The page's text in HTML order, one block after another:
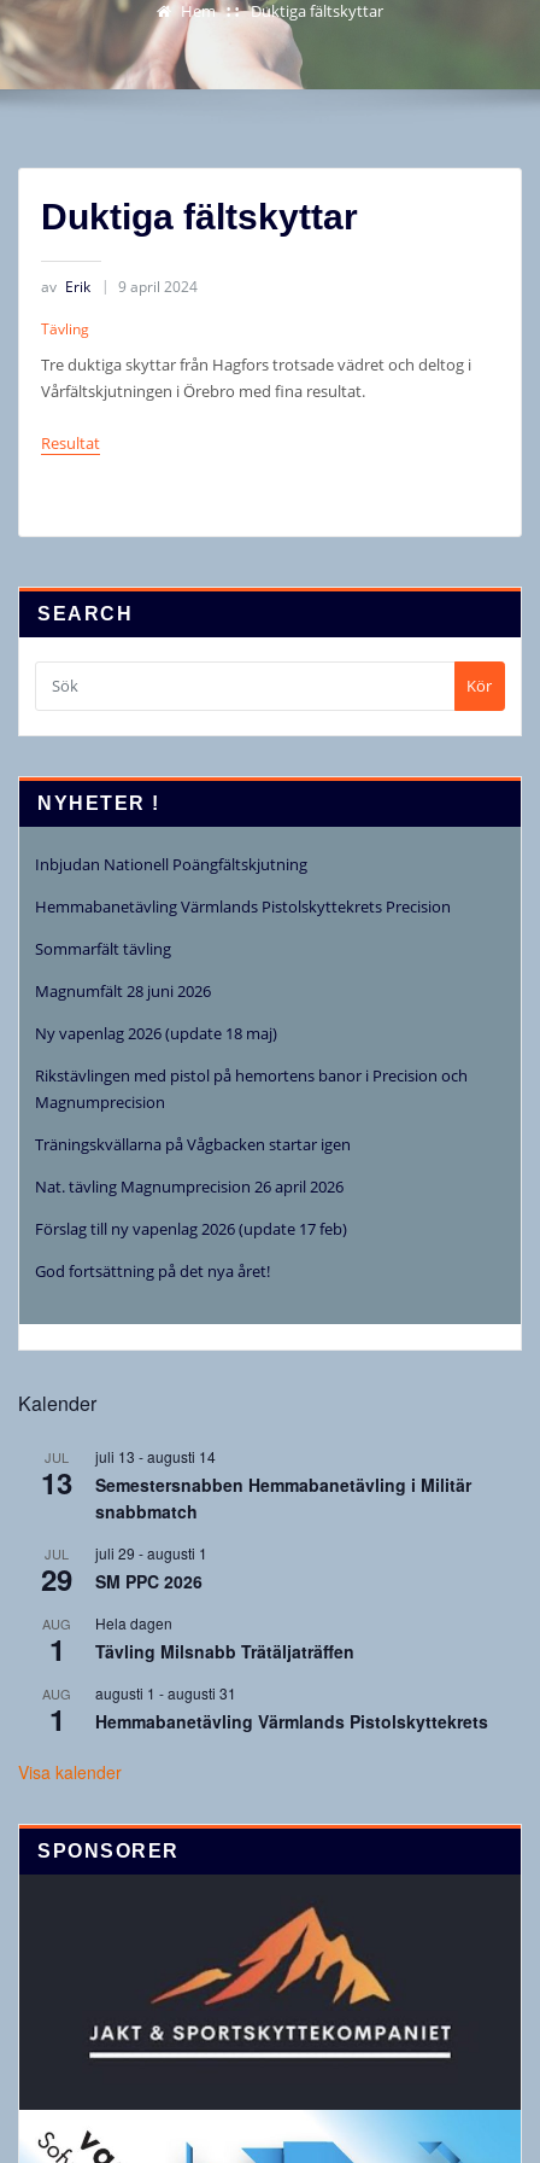
Hem Duktiga fältskyttar
Duktiga fältskyttar
av Erik 9 april 2024
Tävling
Tre duktiga skyttar från Hagfors trotsade vädret och deltog i
Vårfältskjutningen i Örebro med fina resultat.
Resultat
SEARCH
Kör
NYHETER !
Inbjudan Nationell Poängfältskjutning
Hemmabanetävling Värmlands Pistolskyttekrets Precision
Sommarfält tävling
Magnumfält 28 juni 2026
Ny vapenlag 2026 (update 18 maj)
Rikstävlingen med pistol på hemortens banor i Precision och
Magnumprecision
Träningskvällarna på Vågbacken startar igen
Nat. tävling Magnumprecision 26 april 2026
Förslag till ny vapenlag 2026 (update 17 feb)
God fortsättning på det nya året!
Kalender
JUL
13
juli 13 -augusti 14
Semestersnabben Hemmabanetävling i Militär
snabbmatch
JUL
29
juli 29 -augusti 1
SM PPC 2026
AUG
1
Hela dagen
Tävling Milsnabb Trätäljaträffen
AUG
1
augusti 1 -augusti 31
Hemmabanetävling Värmlands Pistolskyttekrets
Visa kalender
SPONSORER